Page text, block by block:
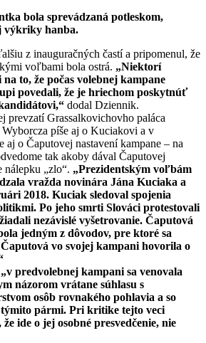
bola sprevádzaná potleskom,
výkriky hanba.
z inauguračných častí a pripomenul, že
voľbami bola ostrá. „Niektorí
to, že počas volebnej kampane
povedali, že je hriechom poskytnúť
dodal Dziennik.
prevzatí Grassalkovichovho paláca
píše aj o Kuciakovi a v
aj o Čaputovej nastavení kampane – na
tak akoby dával Čaputovej
nálepku „zlo“. „Prezidentským voľbám
vražda novinára Jána Kuciaka a
2018. Kuciak sledoval spojenia
Po jeho smrti Slováci protestovali
nezávislé vyšetrovanie. Čaputová
jedným z dôvodov, pre ktoré sa
vo svojej kampani hovorila o
„v predvolebnej kampani sa venovala
názorom vrátane súhlasu s
osôb rovnakého pohlavia a so
týmito pármi. Pri kritike tejto veci
ide o jej osobné presvedčenie, nie